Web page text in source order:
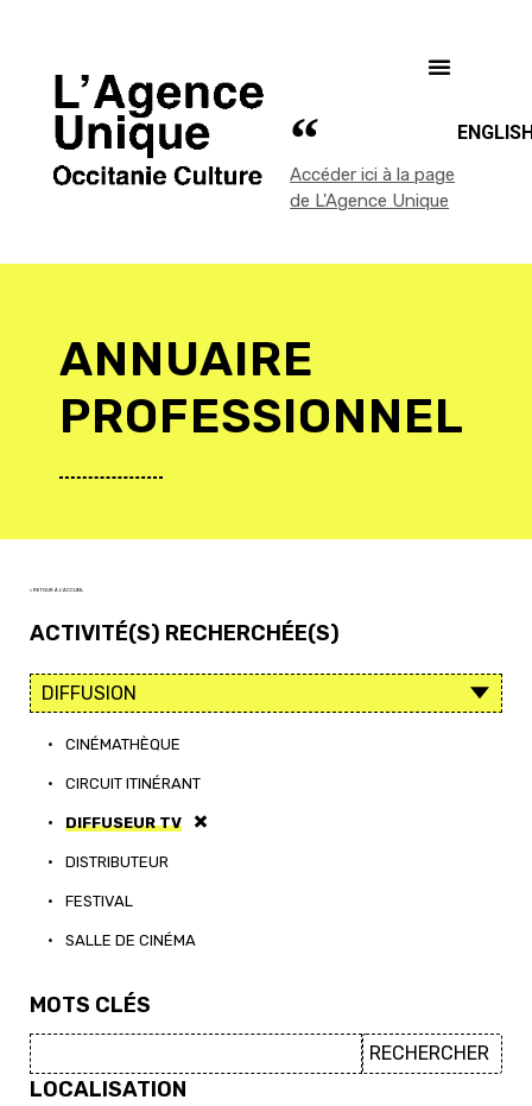
Accéder ici à la page
de L'Agence Unique
ANNUAIRE
PROFESSIONNEL
< RETOUR À L'ACCUEIL
ACTIVITÉ(S) RECHERCHÉE(S)
• CINÉMATHÈQUE
• CIRCUIT ITINÉRANT
• DIFFUSEUR TV
• DISTRIBUTEUR
• FESTIVAL
• SALLE DE CINÉMA
MOTS CLÉS
LOCALISATION